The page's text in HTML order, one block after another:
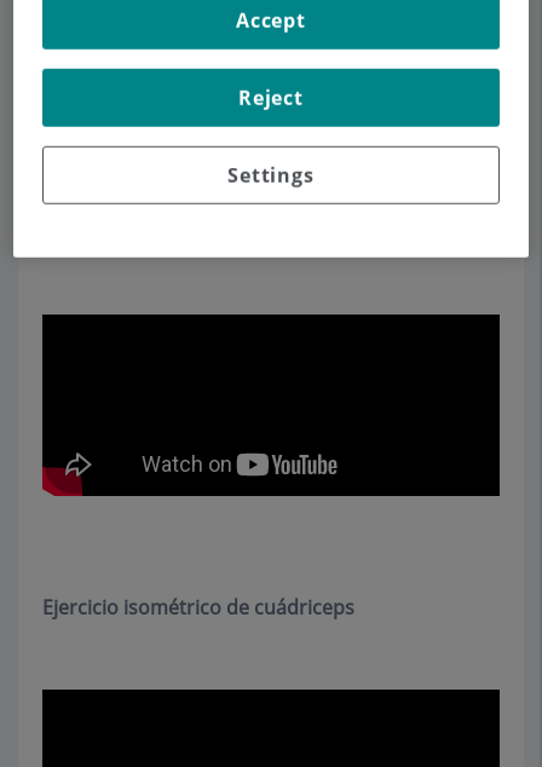
Artrosis de Rodilla
Recomendaciones generales sobre el ejercicio
Ejercicio isométrico de cuádriceps
Settings
Reject
Accept